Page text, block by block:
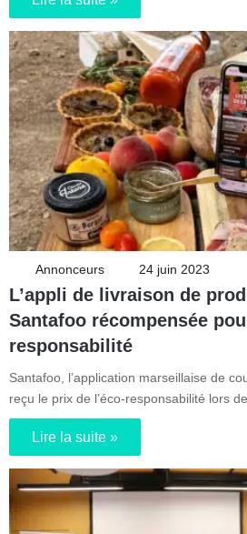
Annonceurs 24 juin 2023
L’appli de livraison de
Santafoo récompensée
responsabilité
Santafoo, l’application marseillaise de
reçu le prix de l’éco-responsabilité lors
Lire la suite »